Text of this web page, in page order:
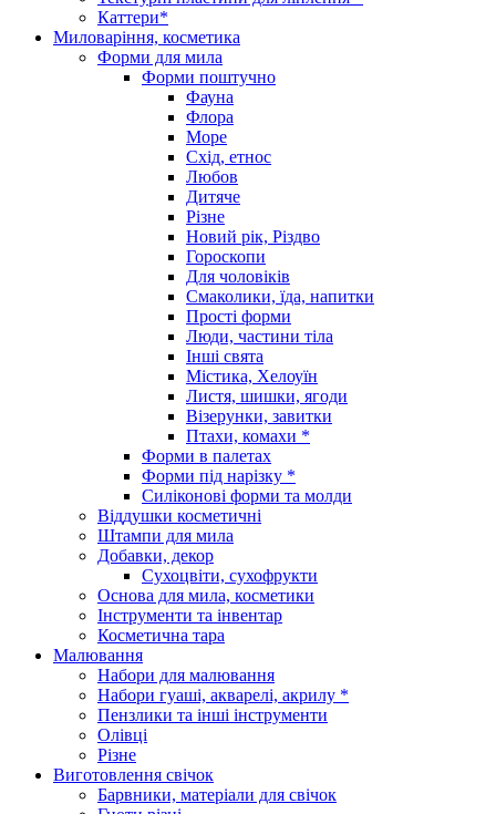
Каттери*
Миловаріння, косметика
Форми для мила
Форми поштучно
Фауна
Флора
Море
Схід, етнос
Любов
Дитяче
Різне
Новий рік, Різдво
Гороскопи
Для чоловіків
Смаколики, їда, напитки
Прості форми
Люди, частини тіла
Інші свята
Містика, Хелоуїн
Листя, шишки, ягоди
Візерунки, завитки
Птахи, комахи *
Форми в палетах
Форми під нарізку *
Силіконові форми та молди
Віддушки косметичні
Штампи для мила
Добавки, декор
Сухоцвіти, сухофрукти
Основа для мила, косметики
Інструменти та інвентар
Косметична тара
Малювання
Набори для малювання
Набори гуаші, акварелі, акрилу *
Пензлики та інші інструменти
Олівці
Різне
Виготовлення свічок
Барвники, матеріали для свічок